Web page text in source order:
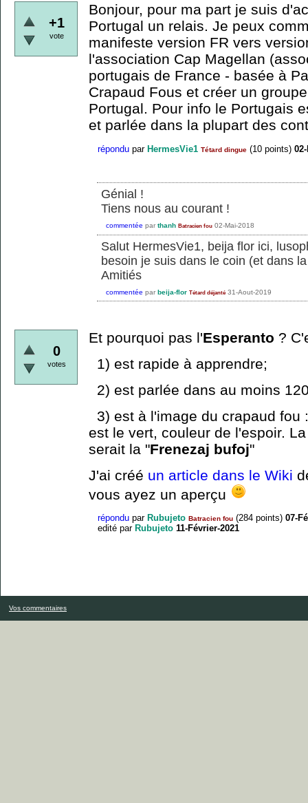
+1
vote
Bonjour, pour ma part je suis
Portugal un relais. Je peux
manifeste version FR vers
l'association Cap Magellan
portugais de France - basée à
Crapaud Fous et créer un
Portugal. Pour info le Portugais
et parlée dans la plupart des
répondu par HermesVie1 Tétard dingue (10 points)
Génial !
Tiens nous au courant !
commentée par thanh Batracien fou 02-Mai-2018
Salut HermesVie1, beija flor ici,
besoin je suis dans le coin (et dans
Amitiés
commentée par beija-flor Tétard déjanté 31-Aout-2019
0
votes
Et pourquoi pas l'Esperanto ?
1) est rapide à apprendre;
2) est parlée dans au moins
3) est à l'image du crapaud fou
est le vert, couleur de l'espoir.
serait la "Frenezaj bufoj"
J'ai créé un article dans le Wiki
vous ayez un aperçu
répondu par Rubujeto Batracien fou (284 points) 07-
edité par Rubujeto 11-Février-2021
Vos commentaires